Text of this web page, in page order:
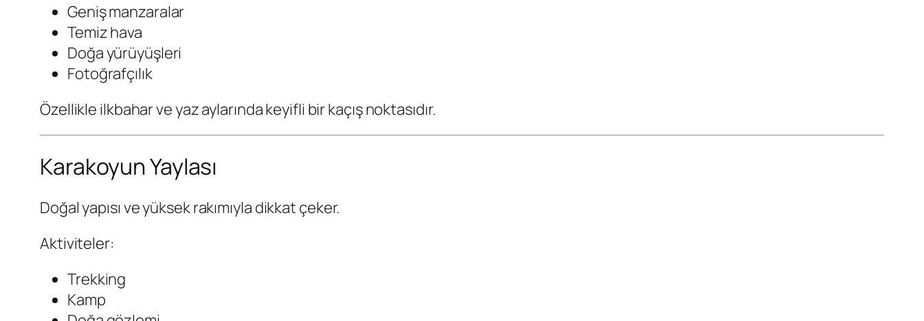
Geniş manzaralar
Temiz hava
Doğa yürüyüşleri
Fotoğrafçılık
Özellikle ilkbahar ve yaz aylarında keyifli bir kaçış noktasıdır.
Karakoyun Yaylası
Doğal yapısı ve yüksek rakımıyla dikkat çeker.
Aktiviteler:
Trekking
Kamp